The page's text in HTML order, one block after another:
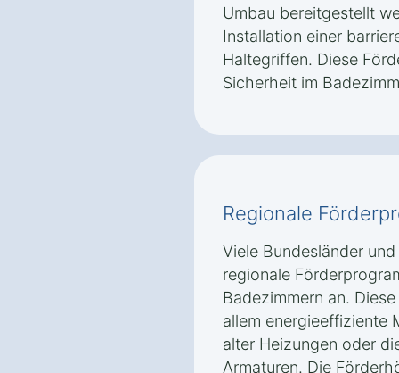
Umbau bereitgestellt
Installation einer
Haltegriffen. Diese
Sicherheit im
Regionale
Viele Bundesländer
regionale
Badezimmern an.
allem energieeffiziente
alter Heizungen oder
Armaturen. Die